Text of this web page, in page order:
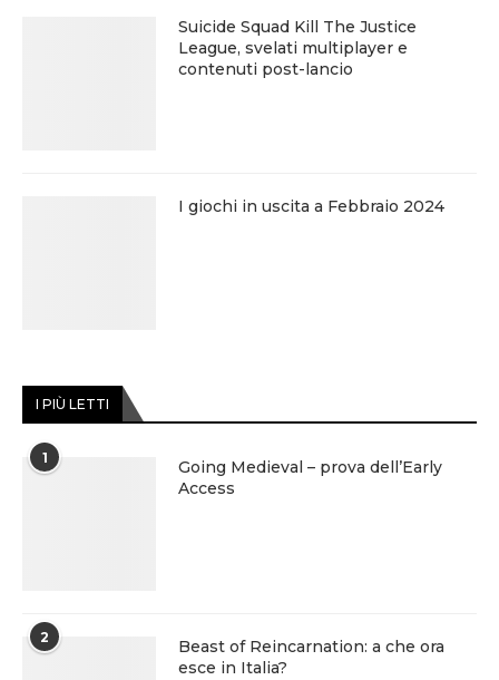
Suicide Squad Kill The Justice
League, svelati multiplayer e
contenuti post-lancio
I giochi in uscita a Febbraio 2024
I PIÙ LETTI
1
Going Medieval – prova dell’Early
Access
2
Beast of Reincarnation: a che ora
esce in Italia?